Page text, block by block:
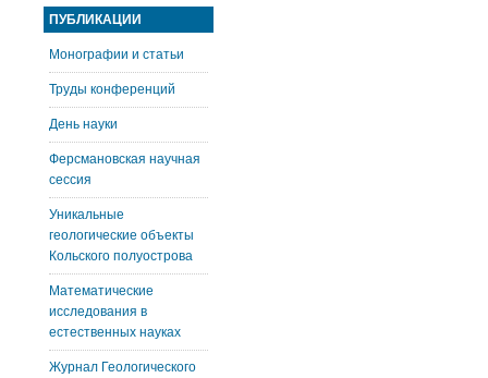
ПУБЛИКАЦИИ
Монографии и статьи
Труды конференций
День науки
Ферсмановская научная
сессия
Уникальные
геологические объекты
Кольского полуострова
Математические
исследования в
естественных науках
Журнал Геологического